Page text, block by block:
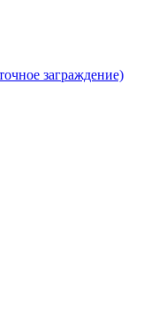
заграждение)